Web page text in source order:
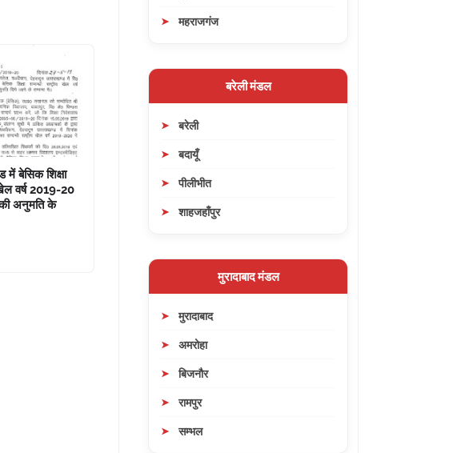
में बेसिक शिक्षा
वर्ष 2019-20
अनुमति के
महराजगंज
बरेली मंडल
बरेली
बदायूँ
पीलीभीत
शाहजहाँपुर
मुरादाबाद मंडल
मुरादाबाद
अमरोहा
बिजनौर
रामपुर
सम्भल